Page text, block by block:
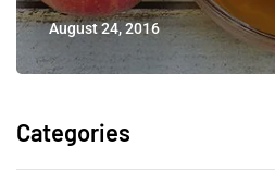
August 24, 2016
Categories